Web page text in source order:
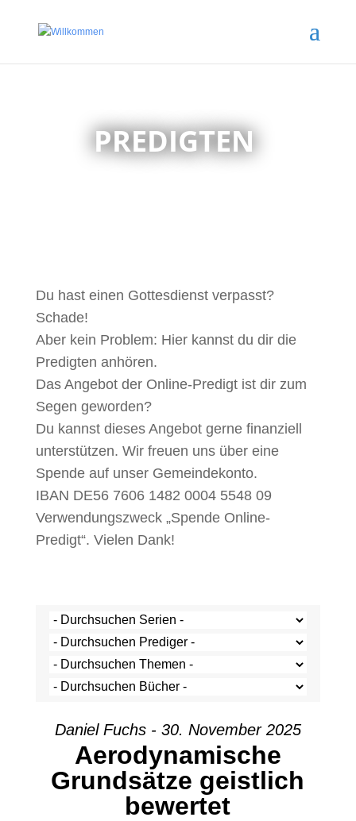
PREDIGTEN
Du hast einen Gottesdienst verpasst?
Schade!
Aber kein Problem: Hier kannst du dir die
Predigten anhören.
Das Angebot der Online-Predigt ist dir zum
Segen geworden?
Du kannst dieses Angebot gerne finanziell
unterstützen. Wir freuen uns über eine
Spende auf unser Gemeindekonto.
IBAN DE56 7606 1482 0004 5548 09
Verwendungszweck „Spende Online-
Predigt“. Vielen Dank!
Daniel Fuchs - 30. November 2025
Aerodynamische
Grundsätze geistlich
bewertet